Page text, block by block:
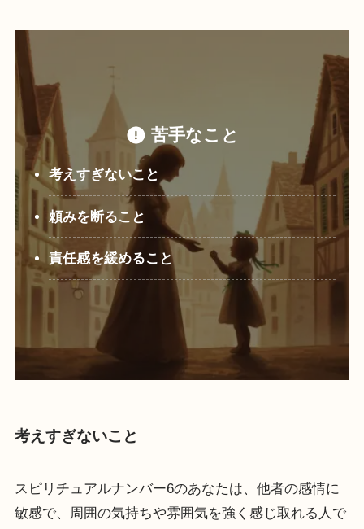
苦手なこと
考えすぎないこと
頼みを断ること
責任感を緩めること
考えすぎないこと
スピリチュアルナンバー6のあなたは、他者の感情に
敏感で、周囲の気持ちや雰囲気を強く感じ取れる人で